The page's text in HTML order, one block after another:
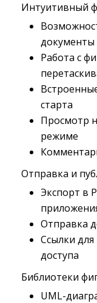
Интуитивный
документы
Работа с
старта
Просмотр
режиме
Отправка и
Экспорт в
Отправка
Ссылки
доступа
Библиотеки
UML-